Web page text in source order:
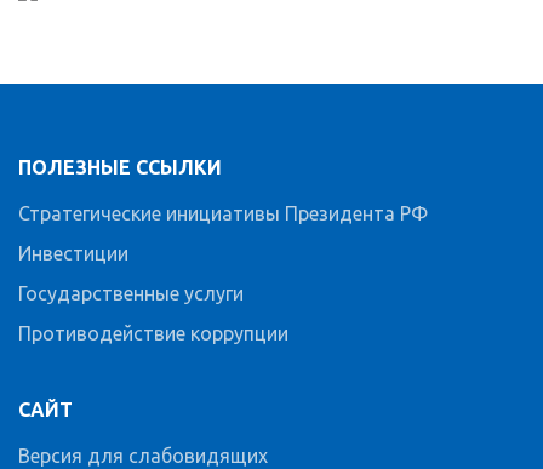
ПОЛЕЗНЫЕ ССЫЛКИ
Стратегические инициативы Президента РФ
Инвестиции
Государственные услуги
Противодействие коррупции
САЙТ
Версия для слабовидящих